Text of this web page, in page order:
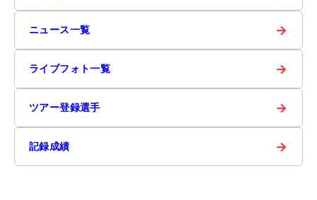
ニュース一覧 →
ライブフォト一覧 →
ツアー登録選手 →
記録成績 →